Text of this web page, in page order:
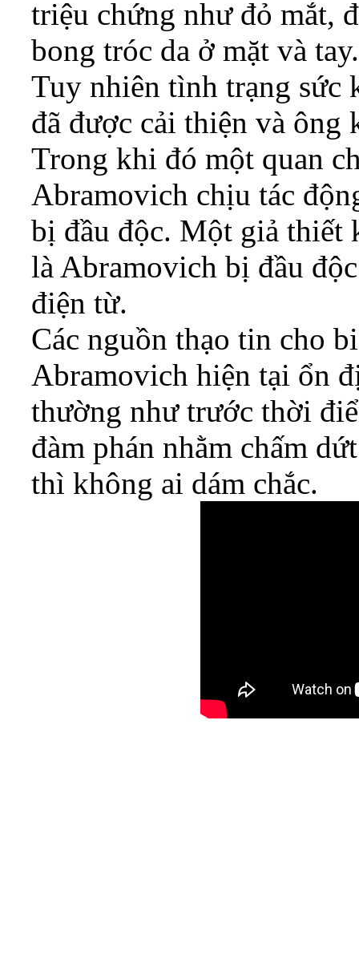
triệu chứng như đỏ mắt,
bong tróc da ở mặt và tay.
Tuy nhiên tình trạng sức
đã được cải thiện và ông
Trong khi đó một quan
Abramovich chịu tác
bị đầu độc. Một giả thiết
là Abramovich bị đầu
điện từ.
Các nguồn thạo tin cho
Abramovich hiện tại ổn
thường như trước thời
đàm phán nhằm chấm
thì không ai dám chắc.